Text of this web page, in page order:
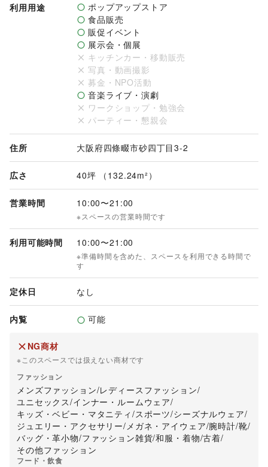
利用用途
ポップアップストア
食品販売
販促イベント
展示会・個展
キッチンカー・移動販売
写真・動画撮影
募金・NPO活動
音楽ライブ・演劇
ワークショップ・勉強会
パーティー・懇親会
住所 大阪府四條畷市砂四丁目3-2
広さ 40坪 （132.24m²）
営業時間 10:00〜21:00
※スペースの営業時間です
利用可能時間 10:00〜21:00
※準備時間を含めた、スペースを利用できる時間で
す
定休日 なし
内覧 可能
NG商材
※このスペースでは扱えない商材です
ファッション
メンズファッション/レディースファッション/
ユニセックス/インナー・ルームウェア/
キッズ・ベビー・マタニティ /スポーツ/シーズナルウェア/
ジュエリー・アクセサリー/メガネ・アイウェア/腕時計/靴/
バッグ・革小物/ファッション雑貨/和服・着物/古着/
その他ファッション
フード・飲食